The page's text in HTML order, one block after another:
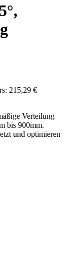
: 215,29 €
Verteilung
bis 900mm.
und optimieren